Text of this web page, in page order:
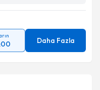
Daha Fazla